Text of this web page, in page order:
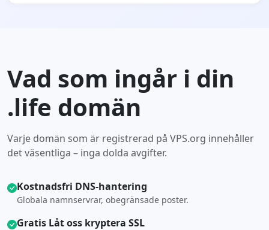
Vad som ingår i din
.life domän
Varje domän som är registrerad på VPS.org innehåller
det väsentliga – inga dolda avgifter.
Kostnadsfri DNS-hantering
Globala namnservrar, obegränsade poster.
Gratis Låt oss kryptera SSL